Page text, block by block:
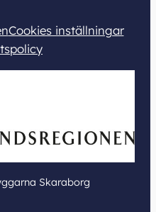
Cookies inställningar
Skaraborg